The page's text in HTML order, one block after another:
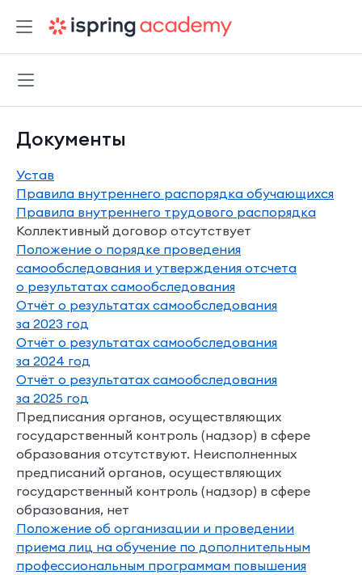
Меню
Документы
Устав
Правила внутреннего распорядка обучающихся
Правила внутреннего трудового распорядка
Коллективный договор отсутствует
Положение о порядке проведения
самообследования и утверждения отсчета
о результатах самообследования
Отчёт о результатах самообследования
за 2023 год
Отчёт о результатах самообследования
за 2024 год
Отчёт о результатах самообследования
за 2025 год
Предписания органов, осуществляющих
государственный контроль (надзор) в сфере
образования отсутствуют. Неисполненных
предписаний органов, осуществляющих
государственный контроль (надзор) в сфере
образования, нет
Положение об организации и проведении
приема лиц на обучение по дополнительным
профессиональным программам повышения